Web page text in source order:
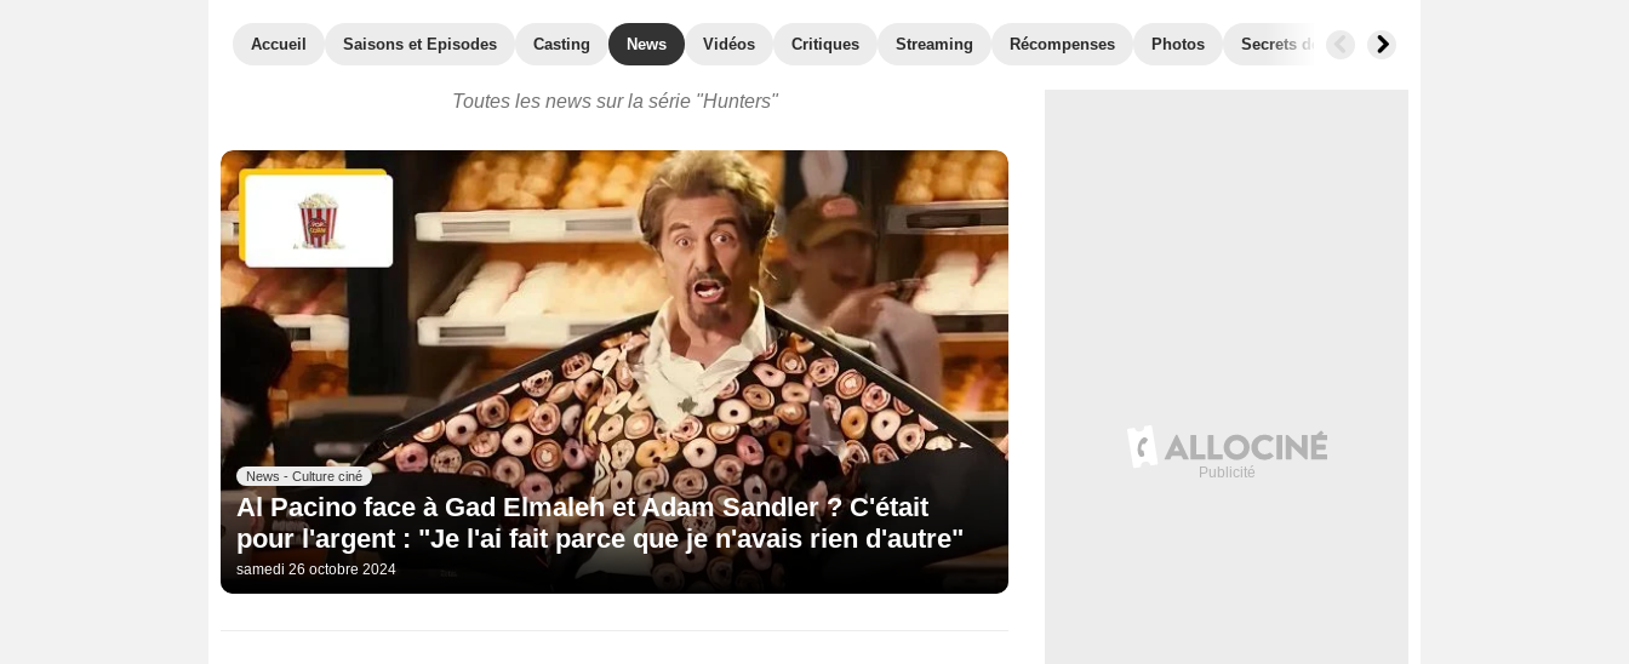
Accueil Saisons et Episodes Casting News Vidéos Critiques Streaming Récompenses Photos Secrets de tournage
Toutes les news sur la série "Hunters"
News - Culture ciné
Al Pacino face à Gad Elmaleh et Adam Sandler ? C'était
pour l'argent : "Je l'ai fait parce que je n'avais rien d'autre"
samedi 26 octobre 2024